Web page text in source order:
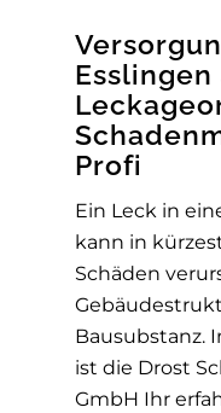
Profi
Ein Leck in
kann in
Schäden
Bausubstanz.
ist die Drost
GmbH Ihr